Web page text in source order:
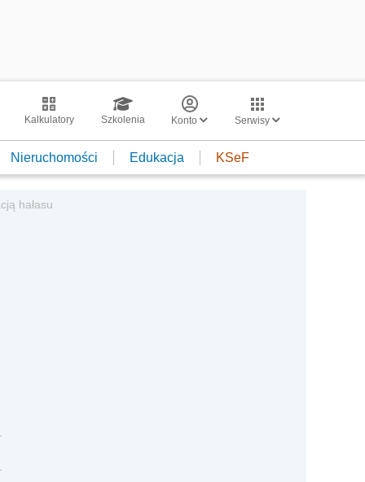
Kalkulatory Szkolenia Konto Serwisy
Nieruchomości Edukacja KSeF
hałasu